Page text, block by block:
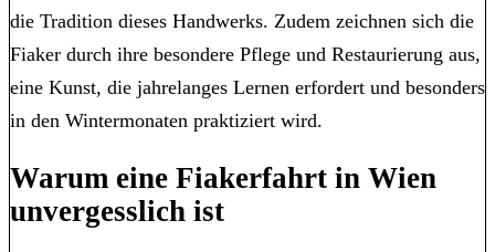
die Tradition dieses Handwerks. Zudem zeichnen sich die
Fiaker durch ihre besondere Pflege und Restaurierung aus,
eine Kunst, die jahrelanges Lernen erfordert und besonders
in den Wintermonaten praktiziert wird.
Warum eine Fiakerfahrt in Wien
unvergesslich ist